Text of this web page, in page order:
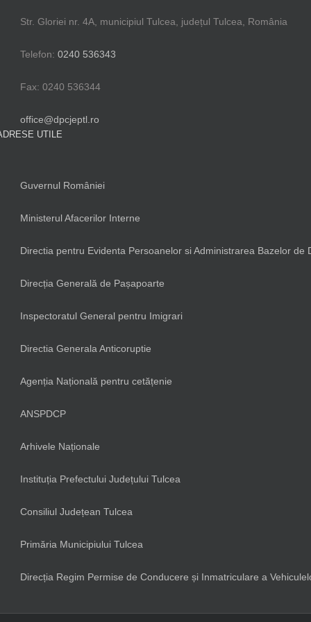
Str. Gloriei nr. 4A, municipiul Tulcea, județul Tulcea, România
Telefon: 0240 536343
Fax: 0240 536344
office@dpcjeptl.ro
UTILE
Guvernul României
Ministerul Afacerilor Interne
Directia pentru Evidenta Persoanelor si Administrarea Bazelor de
Direcția Generală de Pașapoarte
Inspectoratul General pentru Imigrari
Directia Generala Anticoruptie
Agenția Națională pentru cetățenie
ANSPDCP
Arhivele Naționale
Instituția Prefectului Județului Tulcea
Consiliul Județean Tulcea
Primăria Municipiului Tulcea
Direcția Regim Permise de Conducere și Inmatriculare a